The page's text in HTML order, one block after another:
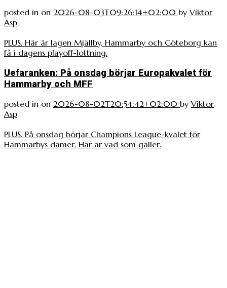
posted in on 2026-08-03T09:26:14+02:00 by Viktor
Asp
PLUS. Här är lagen Mjällby, Hammarby och Göteborg kan
få i dagens playoff-lottning.
Uefaranken: På onsdag börjar Europakvalet för
Hammarby och MFF
posted in on 2026-08-02T20:54:42+02:00 by Viktor
Asp
PLUS. På onsdag börjar Champions League-kvalet för
Hammarbys damer. Här är vad som gäller.